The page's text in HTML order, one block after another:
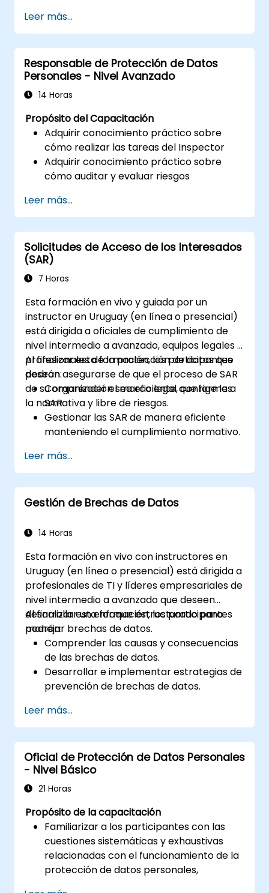
Leer más...
Responsable de Protección de Datos
Personales - Nivel Avanzado
14 Horas
Propósito del Capacitación
Adquirir conocimiento práctico sobre
cómo realizar las tareas del Inspector
Adquirir conocimiento práctico sobre
cómo auditar y evaluar riesgos
sobre las nuevas normas para el
procesamiento de datos personales
Leer más...
Solicitudes de Acceso de los Interesados
(SAR)
7 Horas
Esta formación en vivo y guiada por un
instructor en Uruguay (en línea o presencial)
está dirigida a oficiales de cumplimiento de
nivel intermedio a avanzado, equipos legales y
profesionales de la protección de datos que
desean asegurarse de que el proceso de SAR
de su organización sea eficiente, conforme a
la normativa y libre de riesgos.
Al finalizar esta formación, los participantes
podrán:
Comprender el marco legal que rige las
SAR.
Gestionar las SAR de manera eficiente
manteniendo el cumplimiento normativo.
según las leyes de protección de datos.
Abordar escenarios complejos de SAR,
incluidos los datos de terceros.
Implementar las mejores prácticas para
SAR.
Leer más...
Gestión de Brechas de Datos
14 Horas
Esta formación en vivo con instructores en
Uruguay (en línea o presencial) está dirigida a
profesionales de TI y líderes empresariales de
nivel intermedio a avanzado que deseen
desarrollar un enfoque estructurado para
manejar brechas de datos.
Al finalizar esta formación, los participantes
podrán:
Comprender las causas y consecuencias
de las brechas de datos.
Desarrollar e implementar estrategias de
prevención de brechas de datos.
incidentes para contener y mitigar las
brechas.
Realizar investigaciones forenses y
evaluar el impacto de las brechas.
Cumplir con los requisitos legales y
regulatorios para la notificación de
Recuperarse de las brechas de datos y
fortalecer la postura de seguridad.
Leer más...
Oficial de Protección de Datos Personales
- Nivel Básico
21 Horas
Propósito de la capacitación
Familiarizar a los participantes con las
cuestiones sistemáticas y exhaustivas
relacionadas con el funcionamiento de la
protección de datos personales,